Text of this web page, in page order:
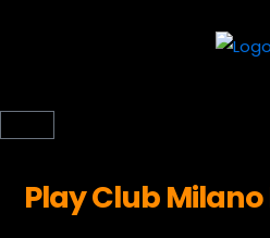
Play Club